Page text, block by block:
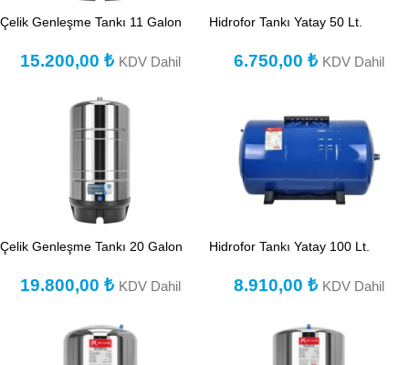
Çelik Genleşme Tankı 11 Galon
15.200,00 ₺ KDV Dahil
Hidrofor Tankı Yatay 50 Lt.
6.750,00 ₺ KDV Dahil
Çelik Genleşme Tankı 20 Galon
19.800,00 ₺ KDV Dahil
Hidrofor Tankı Yatay 100 Lt.
8.910,00 ₺ KDV Dahil